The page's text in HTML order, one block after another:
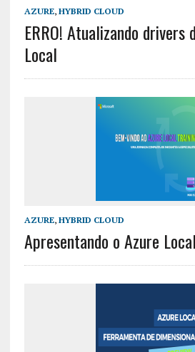
AZURE, HYBRID CLOUD
ERRO! Atualizando drivers
Local
AZURE, HYBRID CLOUD
Apresentando o Azure